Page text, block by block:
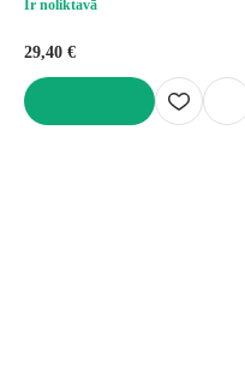
Ir noliktavā
29,40 €